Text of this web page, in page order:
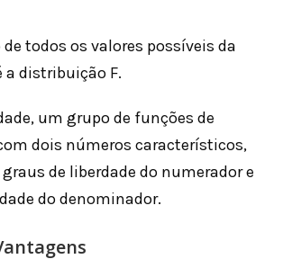
todos os valores possíveis da
a distribuição F.
um grupo de funções de
dois números característicos,
de liberdade do numerador e
do denominador.